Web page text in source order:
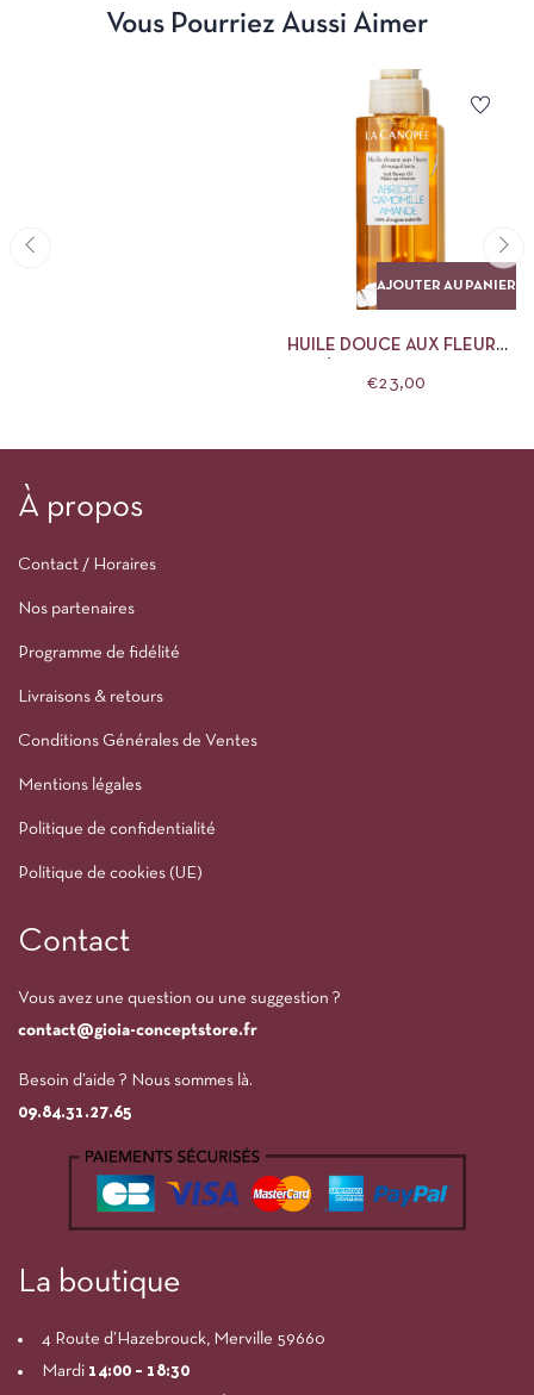
Vous Pourriez Aussi Aimer
AJOUTER AU PANIER
HUILE DOUCE AUX FLEURS
CANOPÉE
€23,00
À propos
Contact / Horaires
Nos partenaires
Programme de fidélité
Livraisons & retours
Conditions Générales de Ventes
Mentions légales
Politique de confidentialité
Politique de cookies (UE)
Contact
Vous avez une question ou une suggestion ?
contact@gioia-conceptstore.fr
Besoin d’aide ? Nous sommes là.
09.84.31.27.65
La boutique
4 Route d’Hazebrouck, Merville 59660
Mardi 14:00 – 18:30